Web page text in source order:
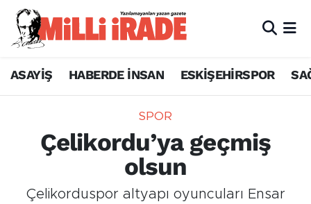
ASAYİŞ HABERDE İNSAN ESKİŞEHİRSPOR
SPOR
Çelikordu’ya geçmiş
olsun
Çelikorduspor altyapı oyuncuları Ensar